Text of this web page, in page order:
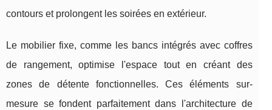
contours et prolongent les soirées en extérieur.
Le mobilier fixe, comme les bancs intégrés avec coffres
de rangement, optimise l'espace tout en créant des
zones de détente fonctionnelles. Ces éléments sur-
mesure se fondent parfaitement dans l'architecture de